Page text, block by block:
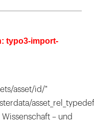
typo3-import-
asset/id/"
– und